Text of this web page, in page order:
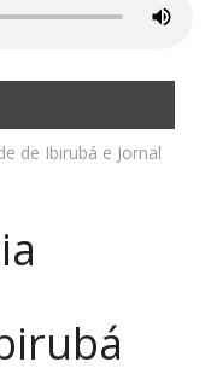
de Ibirubá e Jornal